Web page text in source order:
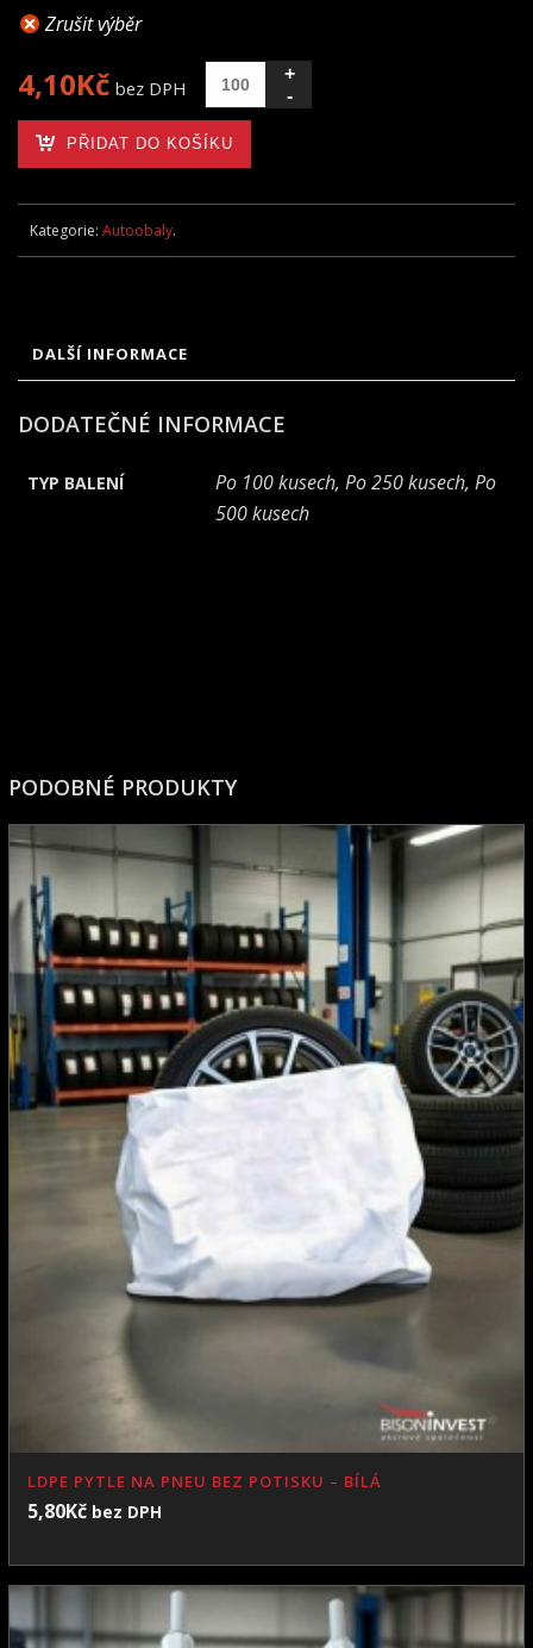
Zrušit výběr
4,10Kč bez DPH
PŘIDAT DO KOŠÍKU
Kategorie: Autoobaly.
DALŠÍ INFORMACE
DODATEČNÉ INFORMACE
TYP BALENÍ
Po 100 kusech, Po 250 kusech, Po
500 kusech
PODOBNÉ PRODUKTY
LDPE PYTLE NA PNEU BEZ POTISKU – BÍLÁ
5,80Kč bez DPH